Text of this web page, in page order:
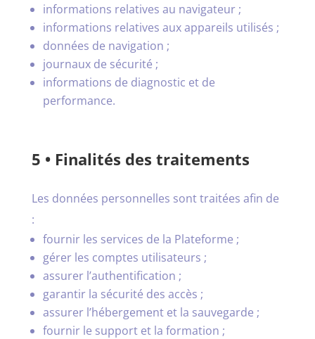
informations relatives au navigateur ;
informations relatives aux appareils utilisés ;
données de navigation ;
journaux de sécurité ;
informations de diagnostic et de
performance.
5 • Finalités des traitements
Les données personnelles sont traitées afin de
:
fournir les services de la Plateforme ;
gérer les comptes utilisateurs ;
assurer l’authentification ;
garantir la sécurité des accès ;
assurer l’hébergement et la sauvegarde ;
fournir le support et la formation ;